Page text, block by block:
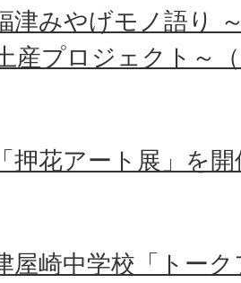
津みやげモノ語り
産プロジェクト～
押花アート展」を
屋崎中学校「トー